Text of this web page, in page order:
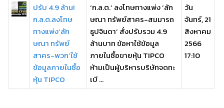
ปรับ 4.9 ล้าน!
ก.ล.ต.ลงโทษ
ทางแพ่ง‘ลัก
ษณา ทรัพย์
สาคร-พวก’ใช้
ข้อมูลภายในซื้อ
หุ้น TIPCO
‘ก.ล.ต.’ ลงโทษทางแพ่ง ‘ลัก
ษณา ทรัพย์สาคร-สมมารถ
ธูปจินดา’ สั่งปรับรวม 4.9
ล้านบาท ข้อหาใช้ข้อมูล
ภายในซื้อขายหุ้น TIPCO
ห้ามเป็นผู้บริหารบริษัทจดทะ
เบี ...
วัน
จันทร์, 21
สิงหาคม
2566
17:10